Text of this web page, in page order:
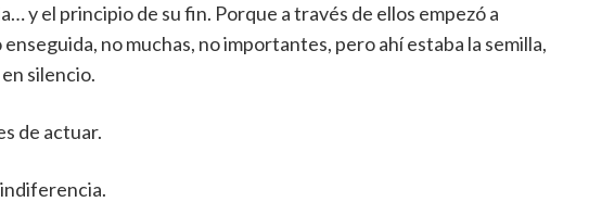
y el principio de su fin. Porque a través de ellos empezó a
no muchas, no importantes, pero ahí estaba la semilla,
silencio.
de actuar.